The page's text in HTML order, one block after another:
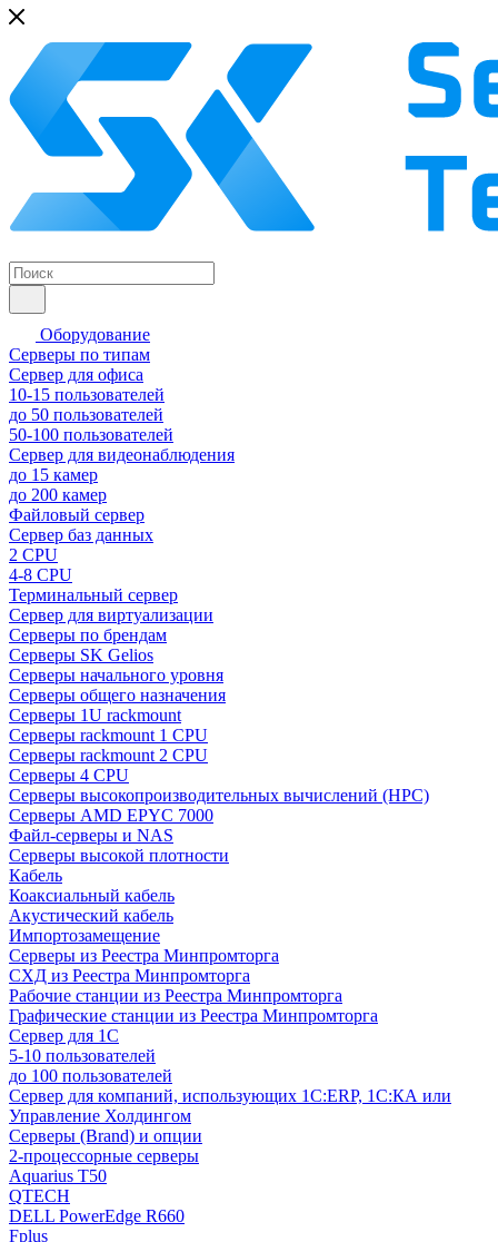
Оборудование
Серверы по типам
Сервер для офиса
10-15 пользователей
до 50 пользователей
50-100 пользователей
Сервер для видеонаблюдения
до 15 камер
до 200 камер
Файловый сервер
Сервер баз данных
2 CPU
4-8 CPU
Терминальный сервер
Сервер для виртуализации
Серверы по брендам
Серверы SK Gelios
Серверы начального уровня
Серверы общего назначения
Серверы 1U rackmount
Серверы rackmount 1 CPU
Серверы rackmount 2 CPU
Серверы 4 CPU
Серверы высокопроизводительных вычислений (HPC)
Серверы AMD EPYC 7000
Файл-серверы и NAS
Серверы высокой плотности
Кабель
Коаксиальный кабель
Акустический кабель
Импортозамещение
Серверы из Реестра Минпромторга
СХД из Реестра Минпромторга
Рабочие станции из Реестра Минпромторга
Графические станции из Реестра Минпромторга
Сервер для 1С
5-10 пользователей
до 100 пользователей
Сервер для компаний, использующих 1C:ERP, 1С:КА или
Управление Холдингом
Серверы (Brand) и опции
2-процессорные серверы
Aquarius T50
QTECH
DELL PowerEdge R660
Fplus